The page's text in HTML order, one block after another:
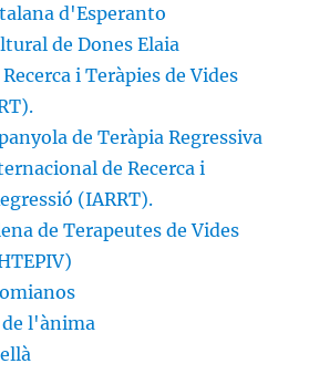
d'Esperanto
de Dones Elaia
i Teràpies de Vides
de Teràpia Regressiva
de Recerca i
(IARRT).
de Terapeutes de Vides
l'ànima